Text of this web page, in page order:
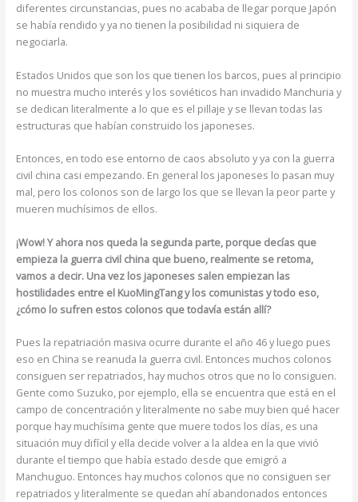
diferentes circunstancias, pues no acababa de llegar porque Japón
se había rendido y ya no tienen la posibilidad ni siquiera de
negociarla.
Estados Unidos que son los que tienen los barcos, pues al principio
no muestra mucho interés y los soviéticos han invadido Manchuria y
se dedican literalmente a lo que es el pillaje y se llevan todas las
estructuras que habían construido los japoneses.
Entonces, en todo ese entorno de caos absoluto y ya con la guerra
civil china casi empezando. En general los japoneses lo pasan muy
mal, pero los colonos son de largo los que se llevan la peor parte y
mueren muchísimos de ellos.
¡Wow! Y ahora nos queda la segunda parte, porque decías que
empieza la guerra civil china que bueno, realmente se retoma,
vamos a decir. Una vez los japoneses salen empiezan las
hostilidades entre el KuoMingTang y los comunistas y todo eso,
¿cómo lo sufren estos colonos que todavía están allí?
Pues la repatriación masiva ocurre durante el año 46 y luego pues
eso en China se reanuda la guerra civil. Entonces muchos colonos
consiguen ser repatriados, hay muchos otros que no lo consiguen.
Gente como Suzuko, por ejemplo, ella se encuentra que está en el
campo de concentración y literalmente no sabe muy bien qué hacer
porque hay muchísima gente que muere todos los días, es una
situación muy difícil y ella decide volver a la aldea en la que vivió
durante el tiempo que había estado desde que emigró a
Manchuguo. Entonces hay muchos colonos que no consiguen ser
repatriados y literalmente se quedan ahí abandonados entonces